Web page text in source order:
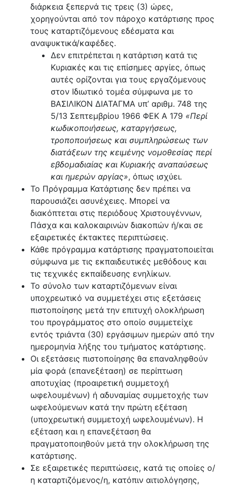
διάρκεια ξεπερνά τις τρεις (3) ώρες,
χορηγούνται από τον πάροχο κατάρτισης προς
τους καταρτιζόμενους εδέσματα και
αναψυκτικά/καφέδες.
Δεν επιτρέπεται η κατάρτιση κατά τις
Κυριακές και τις επίσημες αργίες, όπως
αυτές ορίζονται για τους εργαζόμενους
στον Ιδιωτικό τομέα σύμφωνα με το
ΒΑΣΙΛΙΚΟΝ ΔΙΑΤΑΓΜΑ υπ’ αριθμ. 748 της
5/13 Σεπτεμβρίου 1966 ΦΕΚ Α 179 «Περί
κωδικοποιήσεως, καταργήσεως,
τροποποιήσεως και συμπληρώσεως των
διατάξεων της κειμένης νομοθεσίας περί
εβδομαδιαίας και Κυριακής αναπαύσεως
και ημερών αργίας», όπως ισχύει.
Το Πρόγραμμα Κατάρτισης δεν πρέπει να
παρουσιάζει ασυνέχειες. Μπορεί να
διακόπτεται στις περιόδους Χριστουγέννων,
Πάσχα και καλοκαιρινών διακοπών ή/και σε
εξαιρετικές έκτακτες περιπτώσεις.
Κάθε πρόγραμμα κατάρτισης πραγματοποιείται
σύμφωνα με τις εκπαιδευτικές μεθόδους και
τις τεχνικές εκπαίδευσης ενηλίκων.
Το σύνολο των καταρτιζόμενων είναι
υποχρεωτικό να συμμετέχει στις εξετάσεις
πιστοποίησης μετά την επιτυχή ολοκλήρωση
του προγράμματος στο οποίο συμμετείχε
εντός τριάντα (30) εργάσιμων ημερών από την
ημερομηνία λήξης του τμήματος κατάρτισης.
Οι εξετάσεις πιστοποίησης θα επαναληφθούν
μία φορά (επανεξέταση) σε περίπτωση
αποτυχίας (προαιρετική συμμετοχή
ωφελουμένων) ή αδυναμίας συμμετοχής των
ωφελούμενων κατά την πρώτη εξέταση
(υποχρεωτική συμμετοχή ωφελουμένων). Η
εξέταση και η επανεξέταση θα
πραγματοποιηθούν μετά την ολοκλήρωση της
κατάρτισης.
Σε εξαιρετικές περιπτώσεις, κατά τις οποίες ο/
η καταρτιζόμενος/η, κατόπιν αιτιολόγησης,